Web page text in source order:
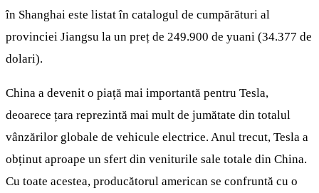
în Shanghai este listat în catalogul de cumpărături al
provinciei Jiangsu la un preț de 249.900 de yuani (34.377 de
dolari).
China a devenit o piață mai importantă pentru Tesla,
deoarece țara reprezintă mai mult de jumătate din totalul
vânzărilor globale de vehicule electrice. Anul trecut, Tesla a
obținut aproape un sfert din veniturile sale totale din China.
Cu toate acestea, producătorul american se confruntă cu o